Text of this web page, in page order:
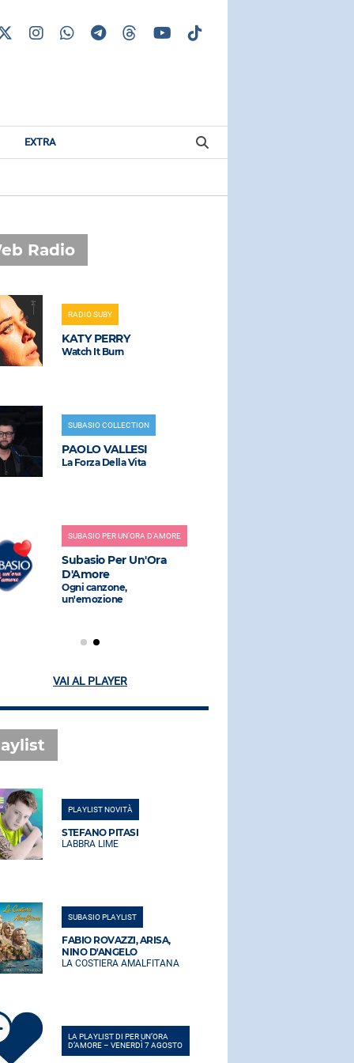
EXTRA
Radio
RADIO SUBY
KATY PERRY
Watch It Burn
SUBASIO COLLECTION
PAOLO VALLESI
La Forza Della Vita
SUBASIO PER UN'ORA D'AMORE
Subasio Per Un'Ora
D'Amore
Ogni canzone,
un'emozione
VAI AL PLAYER
PLAYLIST NOVITÀ
STEFANO PITASI
LABBRA LIME
SUBASIO PLAYLIST
FABIO ROVAZZI, ARISA,
NINO D'ANGELO
LA COSTIERA AMALFITANA
LA PLAYLIST DI PER UN’ORA
D’AMORE – VENERDÌ 7 AGOSTO